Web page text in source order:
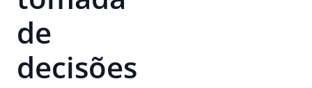
de
decisões